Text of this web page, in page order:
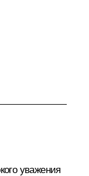
уважения